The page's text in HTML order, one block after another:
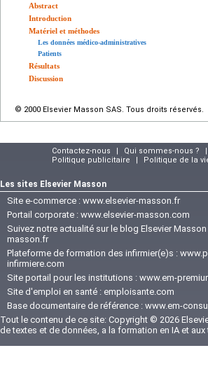
Abstract
Introduction
Matériel et méthodes
Les données médico-administratives
Patients
Résultats
Discussion
© 2000 Elsevier Masson SAS. Tous droits réservés.
Contactez-nous | Qui sommes-nous ? |
Politique publicitaire
| Politique de la
Les sites Elsevier Masson
Site e-commerce : www.elsevier-masson.fr
Portail corporate : www.elsevier-masson.com
Suivez notre actualité sur le blog Elsevier Masson
masson.fr
Plateforme de formation des infirmier(e)s :
infirmiere.com
Site portail pour les institutions : www.em-
Site d'emploi en santé : emploisante.com
Base documentaire de référence : www.em-
Tout le contenu de ce site: Copyright © 2026
de textes et de données, a la formation en IA et